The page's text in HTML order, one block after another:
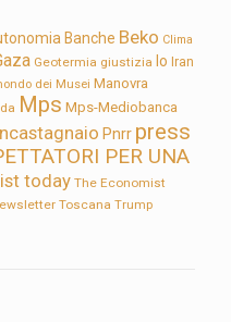
Banche Beko Clima
Geotermia giustizia Io Iran
dei Musei Manovra
Mps Mps-Mediobanca
Pnrr press
PER UNA
today The Economist
Toscana Trump